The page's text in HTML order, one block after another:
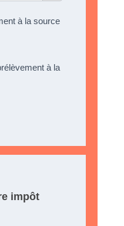
à la source
à la
impôt